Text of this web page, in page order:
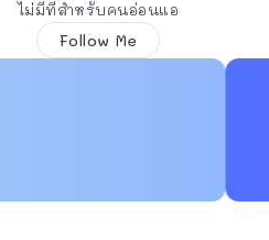
ไม่มีที่สำหรับคนอ่อนแอ
Follow Me